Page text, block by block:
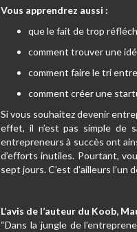
Vous apprendrez aussi :
que le fait de trop
comment trouver une
comment faire le tri
comment créer une
Si vous souhaitez devenir
effet, il n’est pas simple de
entrepreneurs à succès ont
d’efforts inutiles. Pourtant,
sept jours. C’est d’ailleurs
L’avis de l’auteur du Koob,
“Dans la jungle de